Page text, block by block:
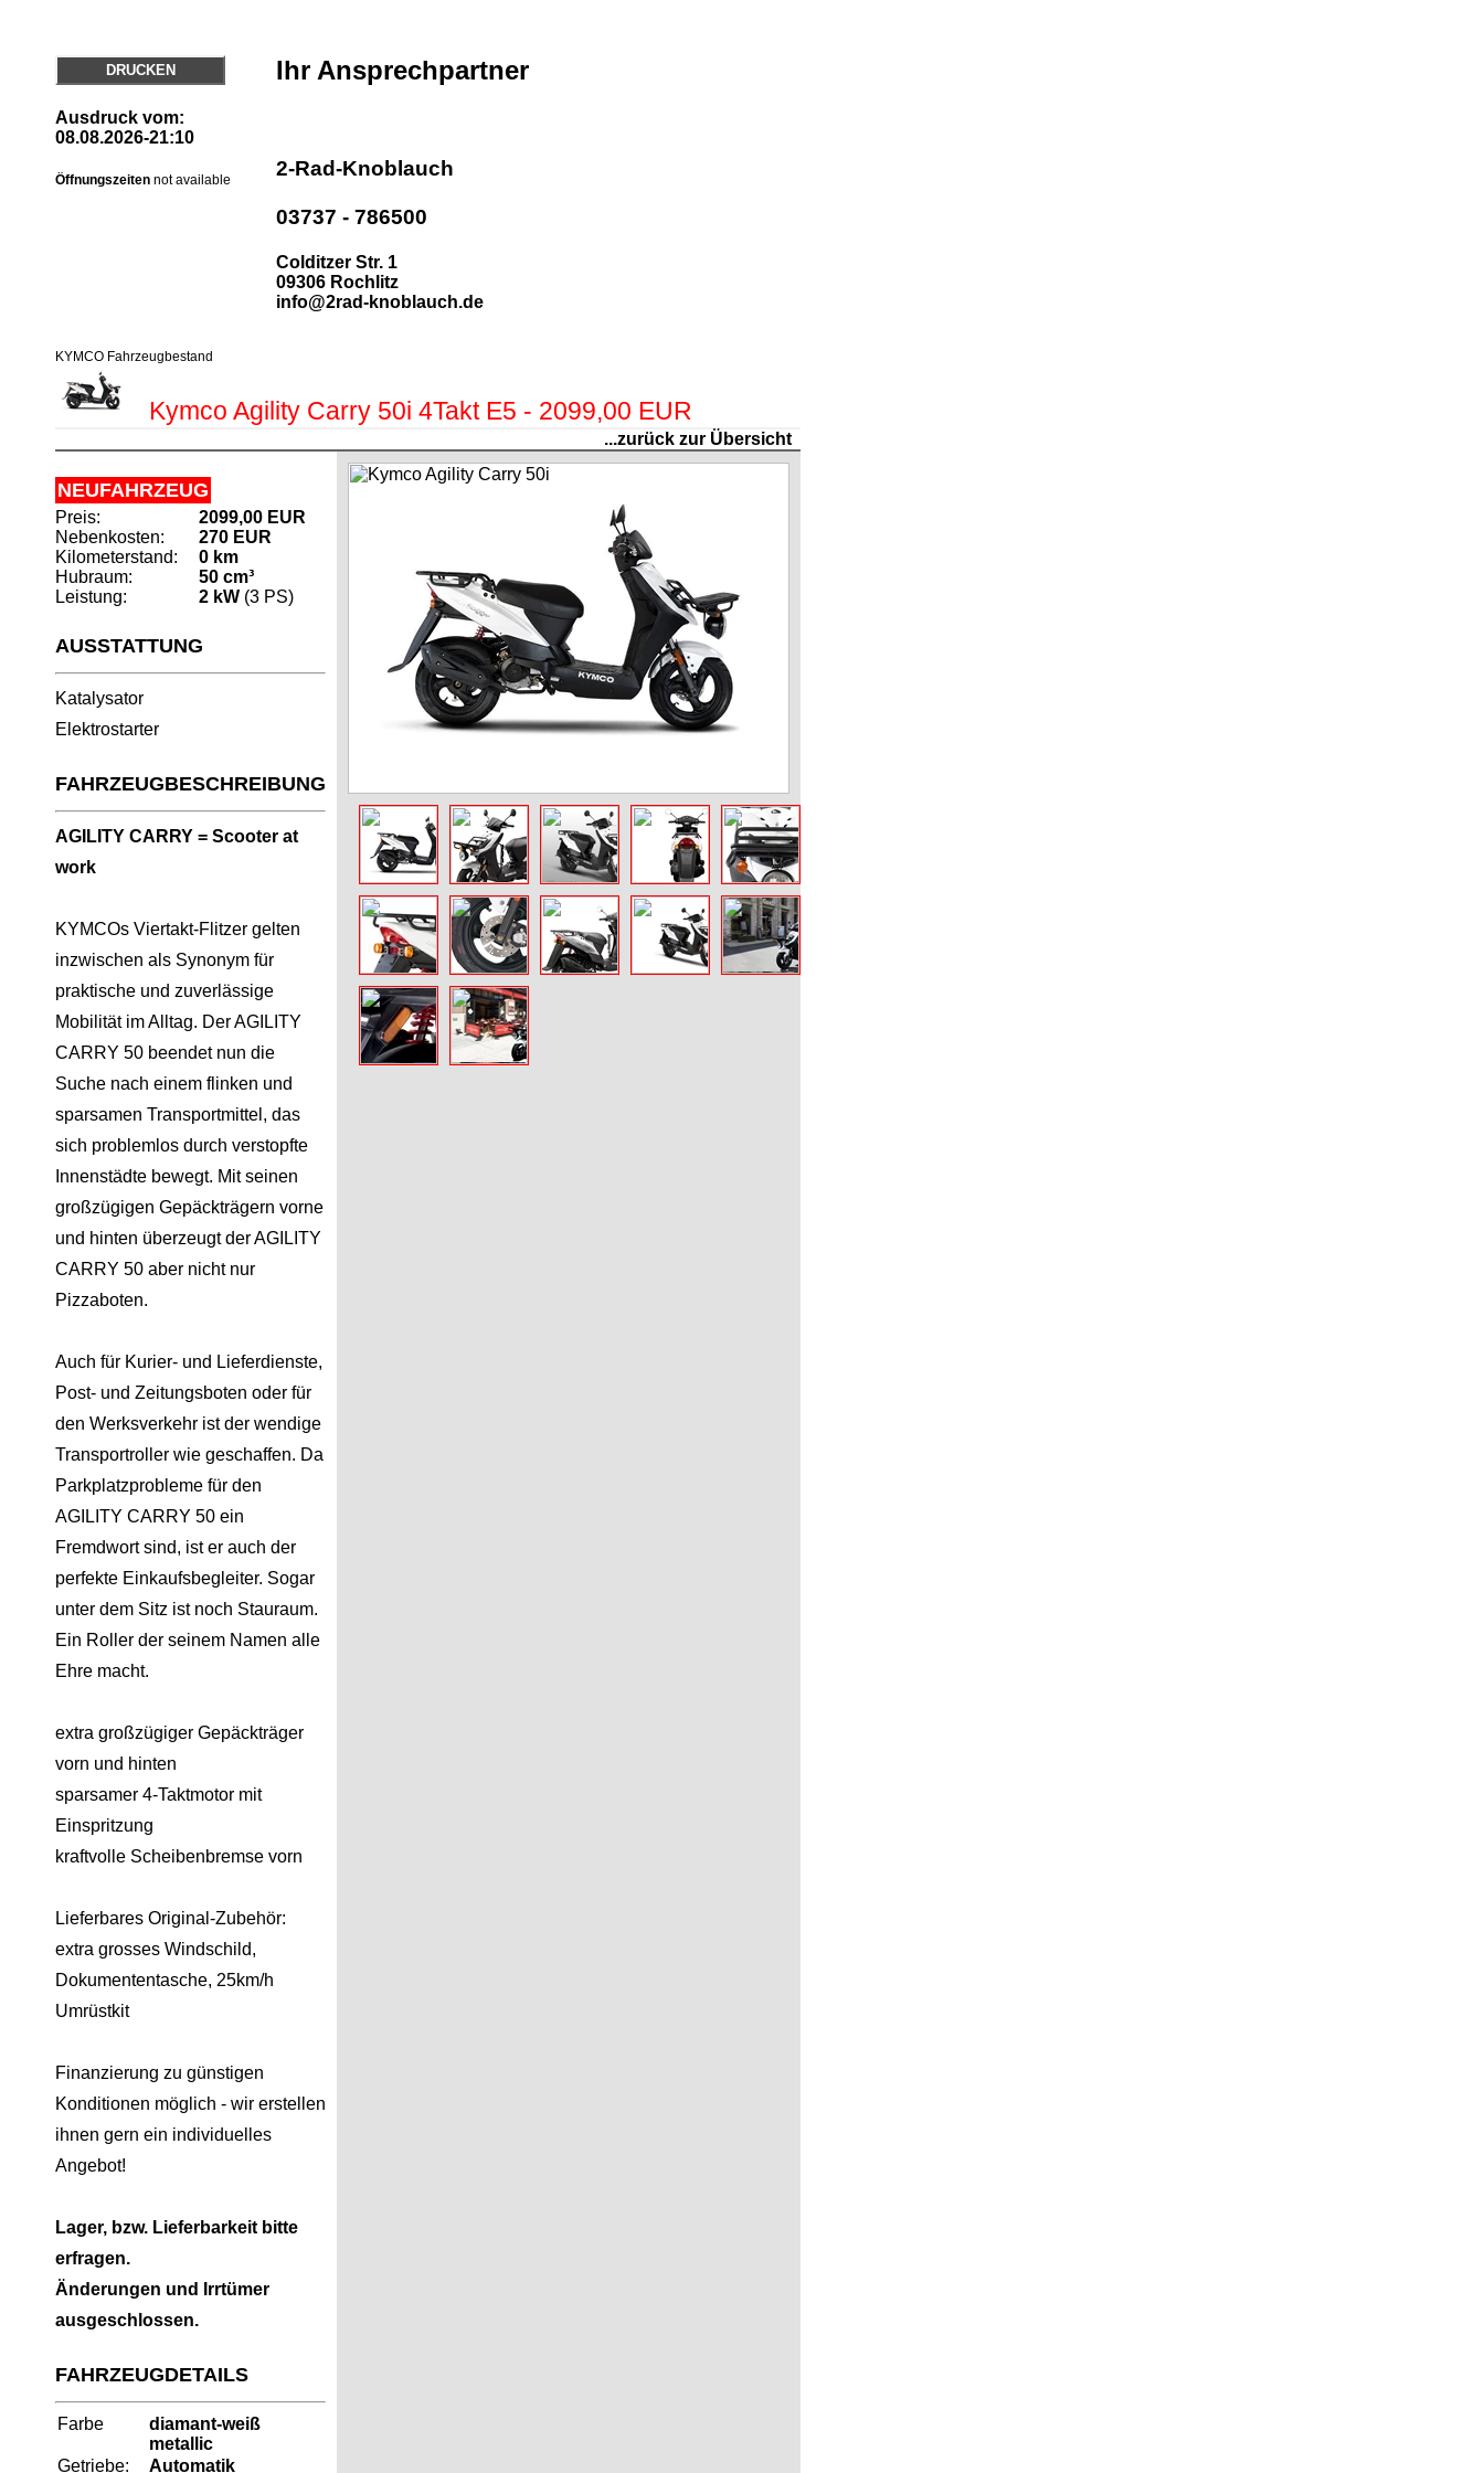
DRUCKEN
Ausdruck vom:
08.08.2026-21:10
Öffnungszeiten not available
Ihr Ansprechpartner
2-Rad-Knoblauch
03737 - 786500
Colditzer Str. 1
09306 Rochlitz
info@2rad-knoblauch.de
KYMCO Fahrzeugbestand
Kymco Agility Carry 50i 4Takt E5 - 2099,00 EUR
...zurück zur Übersicht
NEUFAHRZEUG
Preis:
2099,00 EUR
Nebenkosten:
270 EUR
Kilometerstand:
0 km
Hubraum:
50 cm³
Leistung:
2 kW (3 PS)
AUSSTATTUNG
Katalysator
Elektrostarter
FAHRZEUGBESCHREIBUNG
AGILITY CARRY = Scooter at
work
KYMCOs Viertakt-Flitzer gelten
inzwischen als Synonym für
praktische und zuverlässige
Mobilität im Alltag. Der AGILITY
CARRY 50 beendet nun die
Suche nach einem flinken und
sparsamen Transportmittel, das
sich problemlos durch verstopfte
Innenstädte bewegt. Mit seinen
großzügigen Gepäckträgern vorne
und hinten überzeugt der AGILITY
CARRY 50 aber nicht nur
Pizzaboten.
Auch für Kurier- und Lieferdienste,
Post- und Zeitungsboten oder für
den Werksverkehr ist der wendige
Transportroller wie geschaffen. Da
Parkplatzprobleme für den
AGILITY CARRY 50 ein
Fremdwort sind, ist er auch der
perfekte Einkaufsbegleiter. Sogar
unter dem Sitz ist noch Stauraum.
Ein Roller der seinem Namen alle
Ehre macht.
extra großzügiger Gepäckträger
vorn und hinten
sparsamer 4-Taktmotor mit
Einspritzung
kraftvolle Scheibenbremse vorn
Lieferbares Original-Zubehör:
extra grosses Windschild,
Dokumententasche, 25km/h
Umrüstkit
Finanzierung zu günstigen
Konditionen möglich - wir erstellen
ihnen gern ein individuelles
Angebot!
Lager, bzw. Lieferbarkeit bitte
erfragen.
Änderungen und Irrtümer
ausgeschlossen.
FAHRZEUGDETAILS
Farbe
diamant-weiß
metallic
Getriebe:
Automatik